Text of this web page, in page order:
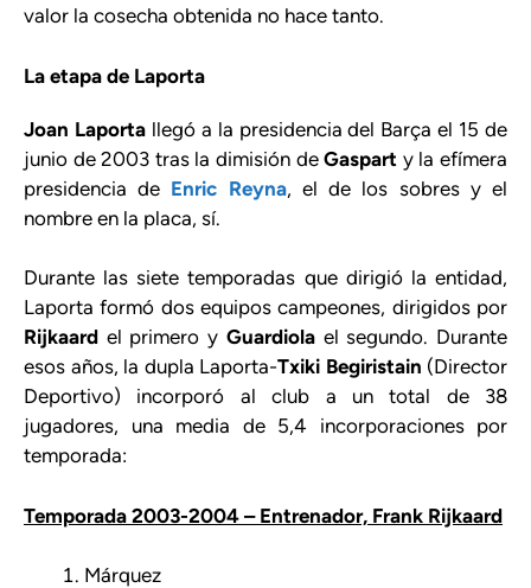
valor la cosecha obtenida no hace tanto.
La etapa de Laporta
Joan Laportallegó a la presidencia del Barça el 15 de
junio de 2003 tras la dimisión deGaspart y la efímera
presidencia de Enric Reyna, el de los sobres y el
nombre en la placa, sí.
Durante las siete temporadas que dirigió la entidad,
Laporta formó dos equipos campeones, dirigidos por
Rijkaard el primero y Guardiolael segundo. Durante
esos años, la dupla Laporta-Txiki Begiristain (Director
Deportivo) incorporó al club a un total de 38
jugadores, una media de 5,4 incorporaciones por
temporada:
Temporada 2003-2004 – Entrenador, Frank Rijkaard
Márquez